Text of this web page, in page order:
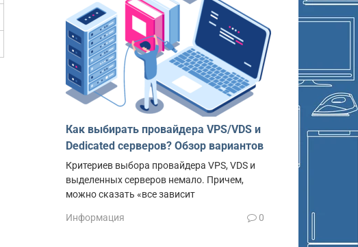
Как выбирать провайдера VPS/VDS и
Dedicated серверов? Обзор вариантов
Критериев выбора провайдера VPS, VDS и
выделенных серверов немало. Причем,
можно сказать «все зависит
Информация 0